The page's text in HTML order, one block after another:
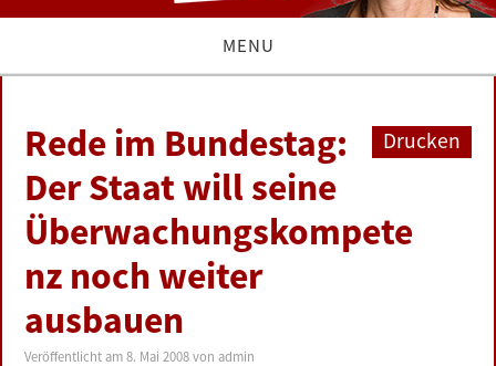
MENU
BUNDESTAG
PRESSE
ZUR PERSON
LINKS
Drucken
Rede im Bundestag:
Der Staat will seine
Überwachungskompete
nz noch weiter
ausbauen
Veröffentlicht am8. Mai 2008 vonadmin